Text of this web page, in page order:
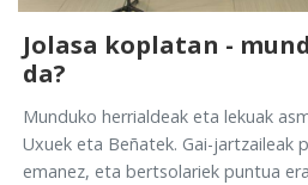
Jolasa koplatan -
da?
Munduko herrialdeak eta lekuak
Uxuek eta Beñatek. Gai-jartzaileak
emanez, eta bertsolariek puntua